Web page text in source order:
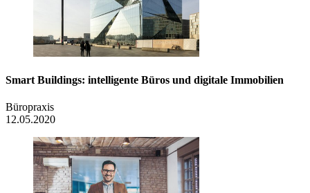
Smart Buildings: intelligente Büros und digitale Immobilien
Büropraxis
12.05.2020